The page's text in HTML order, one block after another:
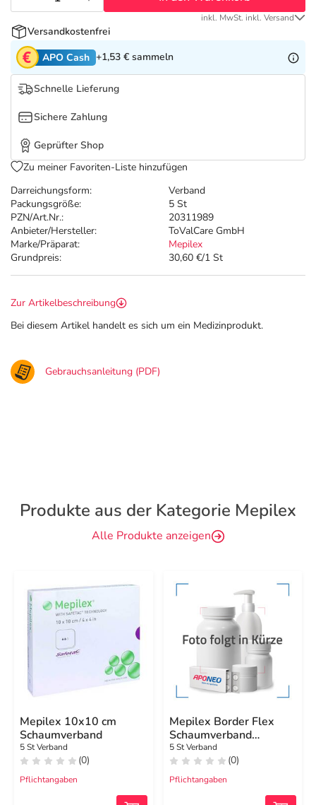
Tierapotheke
Vitamine & Mineralstoffe
Marken
Salus Deals
Darreichungsform:
Verband
Packungsgröße:
5 St
PZN/Art.Nr.:
20311989
Anbieter/Hersteller:
ToValCare GmbH
Marke/Präparat:
Mepilex
Grundpreis:
30,60 €/1 St
inkl. MwSt. inkl. Versand
Versandkostenfrei
APO Cash +1,53 € sammeln
Schnelle Lieferung
Sichere Zahlung
Geprüfter Shop
Zu meiner Favoriten-Liste hinzufügen
Zur Artikelbeschreibung
Bei diesem Artikel handelt es sich um ein Medizinprodukt.
Gebrauchsanleitung (PDF)
Produkte aus der Kategorie Mepilex
Alle Produkte anzeigen
Mepilex 10x10 cm
Schaumverband
5 St Verband
(0)
Pflichtangaben
Mepilex Border Flex
Schaumverband
haft.15x19 cm oval
5 St Verband
(0)
Pflichtangaben